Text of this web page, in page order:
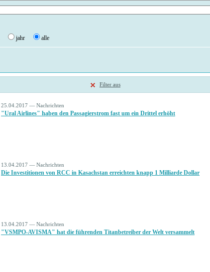
jahr alle
Filter aus
25.04.2017 — Nachrichten
"Ural Airlines" haben den Passagierstrom fast um ein Drittel erhöht
13.04.2017 — Nachrichten
Die Investitionen von RCC in Kasachstan erreichten knapp 1 Milliarde Dollar
13.04.2017 — Nachrichten
"VSMPO-AVISMA" hat die führenden Titanbetreiber der Welt versammelt